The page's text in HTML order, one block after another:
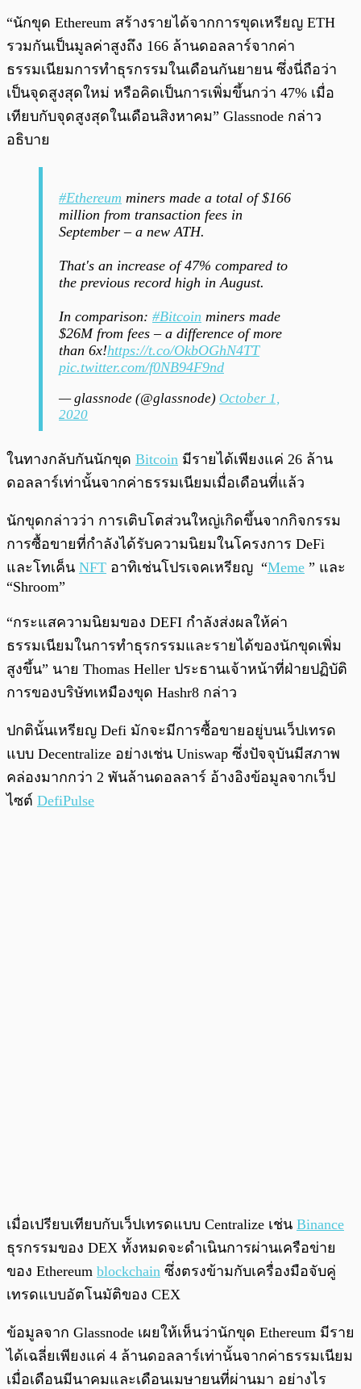
“นักขุด Ethereum สร้างรายได้จากการขุดเหรียญ ETH
รวมกันเป็นมูลค่าสูงถึง 166 ล้านดอลลาร์จากค่า
ธรรมเนียมการทำธุรกรรมในเดือนกันยายน ซึ่งนี่ถือว่า
เป็นจุดสูงสุดใหม่ หรือคิดเป็นการเพิ่มขึ้นกว่า 47% เมื่อ
เทียบกับจุดสูงสุดในเดือนสิงหาคม” Glassnode กล่าว
อธิบาย
#Ethereum miners made a total of $166
million from transaction fees in
September – a new ATH.
That's an increase of 47% compared to
the previous record high in August.
In comparison: #Bitcoin miners made
$26M from fees – a difference of more
than 6x!https://t.co/OkbOGhN4TT
pic.twitter.com/f0NB94F9nd
— glassnode (@glassnode) October 1,
2020
ในทางกลับกันนักขุด Bitcoin มีรายได้เพียงแค่ 26 ล้าน
ดอลลาร์เท่านั้นจากค่าธรรมเนียมเมื่อเดือนที่แล้ว
นักขุดกล่าวว่า การเติบโตส่วนใหญ่เกิดขึ้นจากกิจกรรม
การซื้อขายที่กำลังได้รับความนิยมในโครงการ DeFi
และโทเค็น NFT อาทิเช่นโปรเจคเหรียญ “Meme ” และ
“Shroom”
“กระแสความนิยมของ DEFI กำลังส่งผลให้ค่า
ธรรมเนียมในการทำธุรกรรมและรายได้ของนักขุดเพิ่ม
สูงขึ้น” นาย Thomas Heller ประธานเจ้าหน้าที่ฝ่ายปฏิบัติ
การของบริษัทเหมืองขุด Hashr8 กล่าว
ปกตินั้นเหรียญ Defi มักจะมีการซื้อขายอยู่บนเว็ปเทรด
แบบ Decentralize อย่างเช่น Uniswap ซึ่งปัจจุบันมีสภาพ
คล่องมากกว่า 2 พันล้านดอลลาร์ อ้างอิงข้อมูลจากเว็ป
ไซต์ DefiPulse
เมื่อเปรียบเทียบกับเว็ปเทรดแบบ Centralize เช่น Binance
ธุรกรรมของ DEX ทั้งหมดจะดำเนินการผ่านเครือข่าย
ของ Ethereum blockchain ซึ่งตรงข้ามกับเครื่องมือจับคู่
เทรดแบบอัตโนมัติของ CEX
ข้อมูลจาก Glassnode เผยให้เห็นว่านักขุด Ethereum มีราย
ได้เฉลี่ยเพียงแค่ 4 ล้านดอลลาร์เท่านั้นจากค่าธรรมเนียม
เมื่อเดือนมีนาคมและเดือนเมษายนที่ผ่านมา อย่างไร